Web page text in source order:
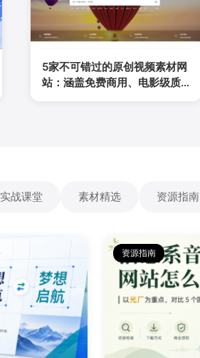
5家不可错过的原创视频素材网
站：涵盖免费商用、电影级质
实战课堂 素材精选 资源指南
资源指南